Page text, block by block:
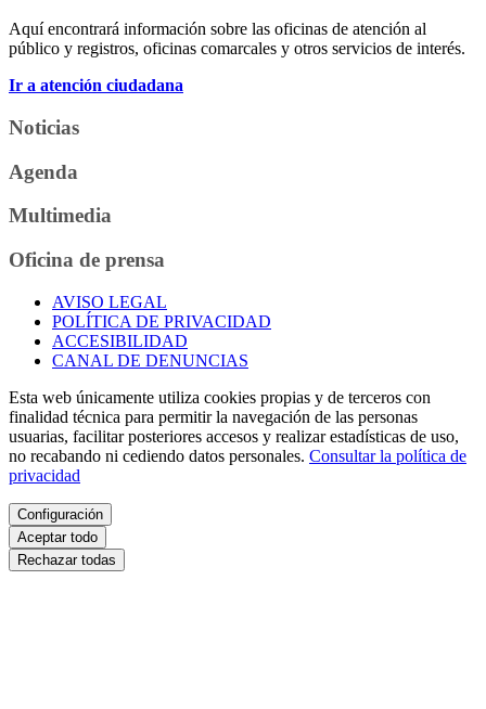
Aquí encontrará información sobre las oficinas de atención al
público y registros, oficinas comarcales y otros servicios de interés.
Ir a atención ciudadana
Noticias
Agenda
Multimedia
Oficina de prensa
AVISO LEGAL
POLÍTICA DE PRIVACIDAD
ACCESIBILIDAD
CANAL DE DENUNCIAS
Esta web únicamente utiliza cookies propias y de terceros con
finalidad técnica para permitir la navegación de las personas
usuarias, facilitar posteriores accesos y realizar estadísticas de uso,
no recabando ni cediendo datos personales. Consultar la política de
privacidad
Configuración
Aceptar todo
Rechazar todas